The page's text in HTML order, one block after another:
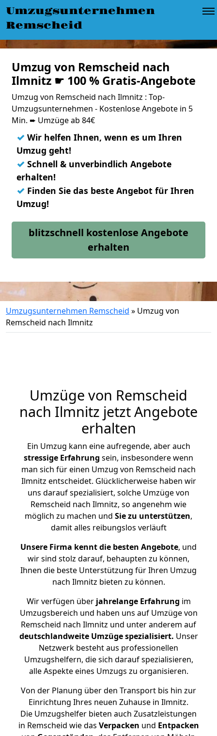
Umzugsunternehmen
Remscheid
Umzug von Remscheid nach
Ilmnitz ☛ 100 % Gratis-Angebote
Umzug von Remscheid nach Ilmnitz : Top-
Umzugsunternehmen - Kostenlose Angebote in 5
Min. ➨ Umzüge ab 84€
✓ Wir helfen Ihnen, wenn es um Ihren
Umzug geht!
✓ Schnell & unverbindlich Angebote
erhalten!
✓ Finden Sie das beste Angebot für Ihren
Umzug!
blitzschnell kostenlose Angebote
erhalten
Umzugsunternehmen Remscheid » Umzug von
Remscheid nach Ilmnitz
Umzüge von Remscheid
nach Ilmnitz jetzt Angebote
erhalten
Ein Umzug kann eine aufregende, aber auch
stressige Erfahrung sein, insbesondere wenn
man sich für einen Umzug von Remscheid nach
Ilmnitz entscheidet. Glücklicherweise haben wir
uns darauf spezialisiert, solche Umzüge von
Remscheid nach Ilmnitz, so angenehm wie
möglich zu machen und Sie zu unterstützen,
damit alles reibungslos verläuft
Unsere Firma kennt die besten Angebote, und
wir sind stolz darauf, behaupten zu können,
Ihnen die beste Unterstützung für Ihren Umzug
nach Ilmnitz bieten zu können.
Wir verfügen überjahrelange Erfahrung im
Umzugsbereich und haben uns auf Umzüge von
Remscheid nach Ilmnitz und unter anderem auf
deutschlandweite Umzüge spezialisiert. Unser
Netzwerk besteht aus professionellen
Umzugshelfern, die sich darauf spezialisieren,
alle Aspekte eines Umzugs zu organisieren.
Von der Planung über den Transport bis hin zur
Einrichtung Ihres neuen Zuhause in Ilmnitz.
Die Umzugshelfer bieten auch Zusatzleistungen
in Remscheid wie das Verpacken und Entpacken